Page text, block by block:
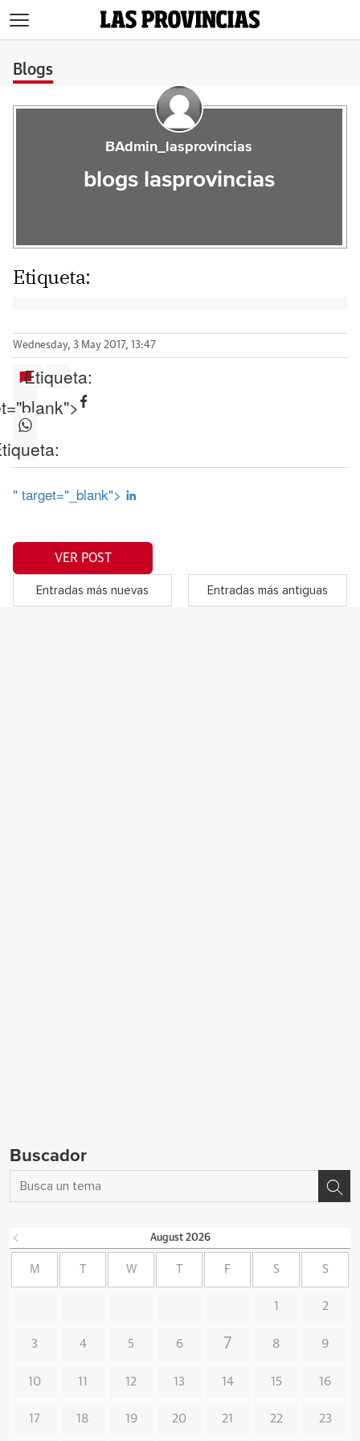
Blogs
BAdmin_lasprovincias
blogs lasprovincias
Etiqueta:
Wednesday, 3 May 2017, 13:47
Etiqueta:
" target="_blank">
VER POST
Entradas más nuevas Entradas más antiguas
Buscador
August 2026
M W F S S
1 2
3 4 5 6 7 8 9
10 11 12 13 14 15 16
17 18 19 20 21 22 23